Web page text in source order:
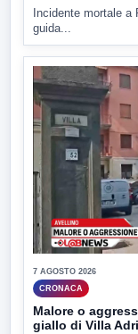
Incidente mortale
guida...
7 AGOSTO 2026
CRONACA
Malore o
giallo di Villa